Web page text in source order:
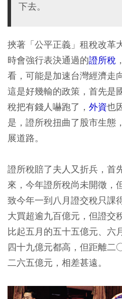
下去。
挾著「公平正義」租稅改革
時會強行表決通過的證所稅
看，可能是加速台灣經濟走
這是好幾輸的政策，首先是
稅把有錢人嚇跑了， 外資也
是，證所稅扭曲了股市生態
展道路。
證所稅賠了夫人又折兵，首
來，今年證所稅尚未開徵，
致今年一到八月證交稅只課
大買超逾九百億元，但證交
比起五月的五十五億元、六
四十九億元都高，但距離
二六五億元，相差甚遠。